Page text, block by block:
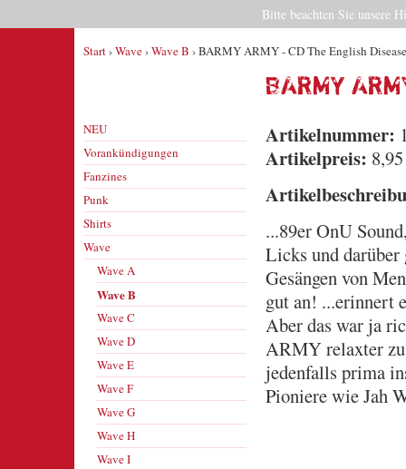
Start›Wave›Wave B › BARMY ARMY - CD The English Disease
BARMY
NEU
Vorankündigungen
Fanzines
Punk
Shirts
Wave
Wave A
Wave B
Wave C
Wave D
Wave E
Wave F
Wave G
Wave H
Wave I
Artikelnummer:
Artikelpreis:
...89er OnU
Licks und darüber
Gesängen von
gut an! ...erinnert
Aber das war ja
ARMY relaxter zu
jedenfalls prima
Pioniere wie Jah
Bitte beachten Sie unsere